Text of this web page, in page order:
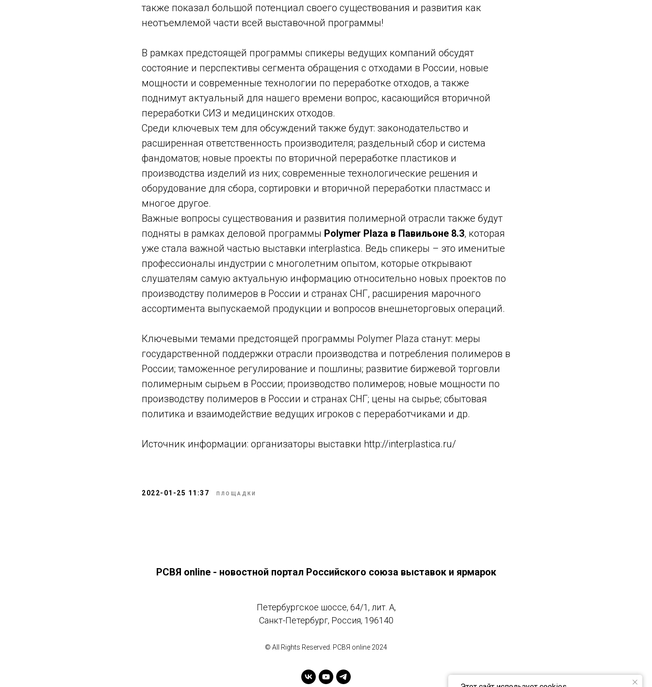
также показал большой потенциал своего существования и развития как
неотъемлемой части всей выставочной программы!
В рамках предстоящей программы спикеры ведущих компаний обсудят
состояние и перспективы сегмента обращения с отходами в России, новые
мощности и современные технологии по переработке отходов, а также
поднимут актуальный для нашего времени вопрос, касающийся вторичной
переработки СИЗ и медицинских отходов.
Среди ключевых тем для обсуждений также будут: законодательство и
расширенная ответственность производителя; раздельный сбор и система
фандоматов; новые проекты по вторичной переработке пластиков и
производства изделий из них; современные технологические решения и
оборудование для сбора, сортировки и вторичной переработки пластмасс и
многое другое.
Важные вопросы существования и развития полимерной отрасли также будут
подняты в рамках деловой программы Polymer Plaza в Павильоне 8.3, которая
уже стала важной частью выставки interplastica. Ведь спикеры – это именитые
профессионалы индустрии с многолетним опытом, которые открывают
слушателям самую актуальную информацию относительно новых проектов по
производству полимеров в России и странах СНГ, расширения марочного
ассортимента выпускаемой продукции и вопросов внешнеторговых операций.
Ключевыми темами предстоящей программы Polymer Plaza станут: меры
государственной поддержки отрасли производства и потребления полимеров в
России; таможенное регулирование и пошлины; развитие биржевой торговли
полимерным сырьем в России; производство полимеров; новые мощности по
производству полимеров в России и странах СНГ; цены на сырье; сбытовая
политика и взаимодействие ведущих игроков с переработчиками и др.
Источник информации: организаторы выставки http://interplastica.ru/
2022-01-25 11:37 ПЛОЩАДКИ
РСВЯ online - новостной портал Российского союза выставок и ярмарок
Петербургское шоссе, 64/1, лит. А,
Санкт-Петербург, Россия, 196140
© All Rights Reserved. РСВЯ online 2024